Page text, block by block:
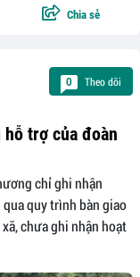
Chia sẻ
0 Theo dõi
trợ của đoàn
chỉ ghi nhận
quy trình bàn giao
chưa ghi nhận hoạt